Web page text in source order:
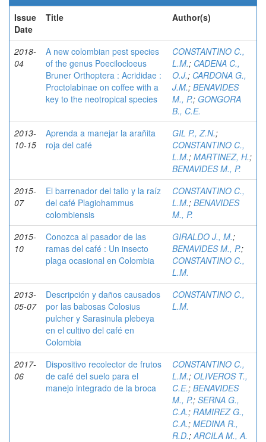
Issue
Date
Title Author(s)
2018-
04
A new colombian pest species
of the genus Poecilocloeus
Bruner Orthoptera : Acrididae :
Proctolabinae on coffee with a
key to the neotropical species
CONSTANTINO C.,
L.M.; CADENA C.,
O.J.; CARDONA G.,
J.M.; BENAVIDES
M., P.; GONGORA
B., C.E.
2013-
10-15
Aprenda a manejar la arañita
roja del café
GIL P., Z.N.;
CONSTANTINO C.,
L.M.; MARTINEZ, H.;
BENAVIDES M., P.
2015-
07
El barrenador del tallo y la raíz
del café Plagiohammus
colombiensis
CONSTANTINO C.,
L.M.; BENAVIDES
M., P.
2015-
10
Conozca al pasador de las
ramas del café : Un insecto
plaga ocasional en Colombia
GIRALDO J., M.;
BENAVIDES M., P.;
CONSTANTINO C.,
L.M.
2013-
05-07
Descripción y daños causados
por las babosas Colosius
pulcher y Sarasinula plebeya
en el cultivo del café en
Colombia
CONSTANTINO C.,
L.M.
2017-
06
Dispositivo recolector de frutos
de café del suelo para el
manejo integrado de la broca
CONSTANTINO C.,
L.M.; OLIVEROS T.,
C.E.; BENAVIDES
M., P.; SERNA G.,
C.A.; RAMIREZ G.,
C.A.; MEDINA R.,
R.D.;ARCILA M., A.